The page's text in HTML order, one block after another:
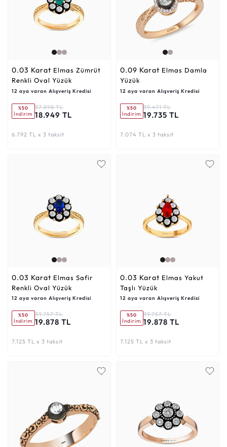
0.03 Karat
Renkli Oval Yüzük
12 aya varan Alışveriş Kredisi
%50
İndirim
37.898 TL
18.949 TL
6.792 TL x 3 taksit
0.09 Karat
Yüzük
12 aya varan Alışveriş Kredisi
%50
İndirim
39.471 TL
19.735 TL
7.074 TL x 3 taksit
0.03 Karat
Renkli Oval Yüzük
12 aya varan Alışveriş Kredisi
%50
İndirim
39.757 TL
19.878 TL
7.125 TL x 3 taksit
0.03 Karat
Taşlı Yüzük
12 aya varan Alışveriş Kredisi
%50
İndirim
39.757 TL
19.878 TL
7.125 TL x 3 taksit